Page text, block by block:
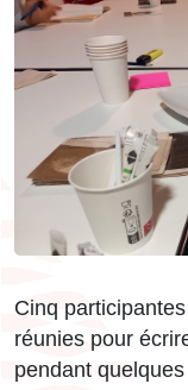
Cinq
réunies pour
pendant